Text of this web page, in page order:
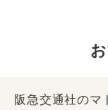
阪急交通社のマ